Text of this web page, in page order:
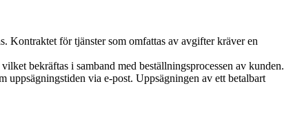
Kontraktet för tjänster som omfattas av avgifter kräver en
bekräftas i samband med beställningsprocessen av kunden.
via e-post. Uppsägningen av ett betalbart